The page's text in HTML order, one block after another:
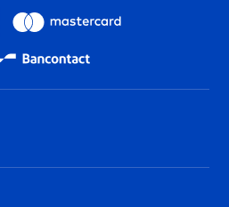
Minute Tignes 1800
Minute Tignes 2100 Le
Tignes 1550 Les
Tignes 2100 Le